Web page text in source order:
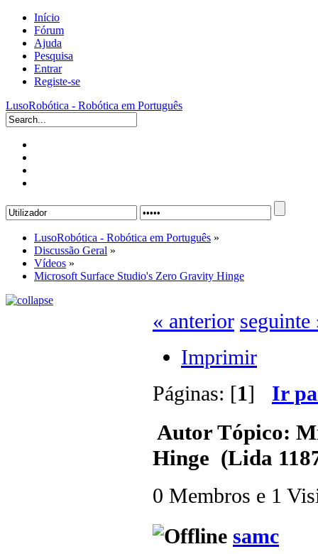
Início
Fórum
Ajuda
Pesquisa
Entrar
Registe-se
LusoRobótica - Robótica em Português
LusoRobótica - Robótica em Português »
Discussão Geral »
Vídeos »
Microsoft Surface Studio's Zero Gravity Hinge
« anterior seguinte
Imprimir
Páginas: [1] Ir
AutorTópico:
Hinge (Lida
0 Membros e 1
samc